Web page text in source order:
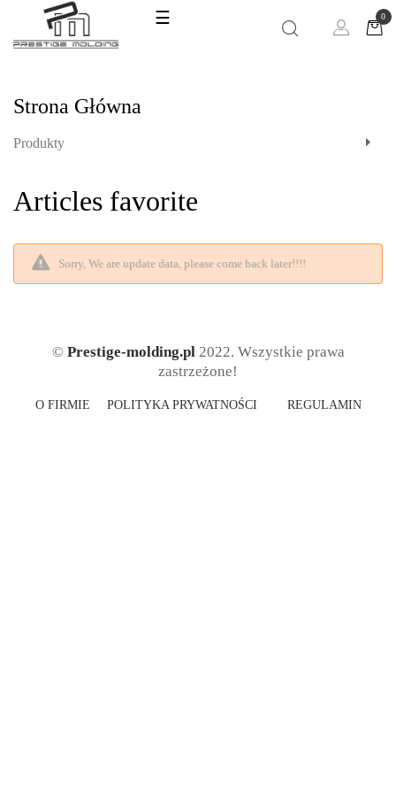
Toggle
☰ 0
Strona Główna
Produkty
Articles favorite
Sorry, We are update data, please come back later!!!!
© Prestige-molding.pl 2022. Wszystkie prawa
zastrzeżone!
O FIRMIE POLITYKA PRYWATNOŚCI REGULAMIN